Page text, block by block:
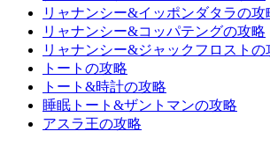
リャナンシー&イッポンダタラの攻
リャナンシー&コッパテングの攻略
リャナンシー&ジャックフロストの
トートの攻略
トート&時計の攻略
睡眠トート&ザントマンの攻略
アスラ王の攻略